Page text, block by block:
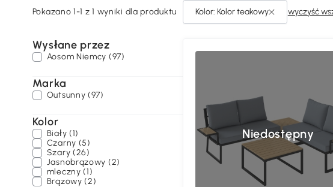
Pokazano 1-1 z 1 wyniki dla produktu wyczyść
Kolor: Kolor teakowy
Wysłane przez
Aosom Niemcy (97)
Marka
Outsunny (97)
Kolor
Biały (1)
Czarny (5)
Szary (26)
Jasnobrązowy (2)
mleczny (1)
Brązowy (2)
Niedostępny